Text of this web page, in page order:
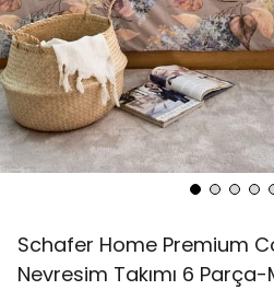
Schafer Home Premium
Nevresim Takımı 6 Parça-